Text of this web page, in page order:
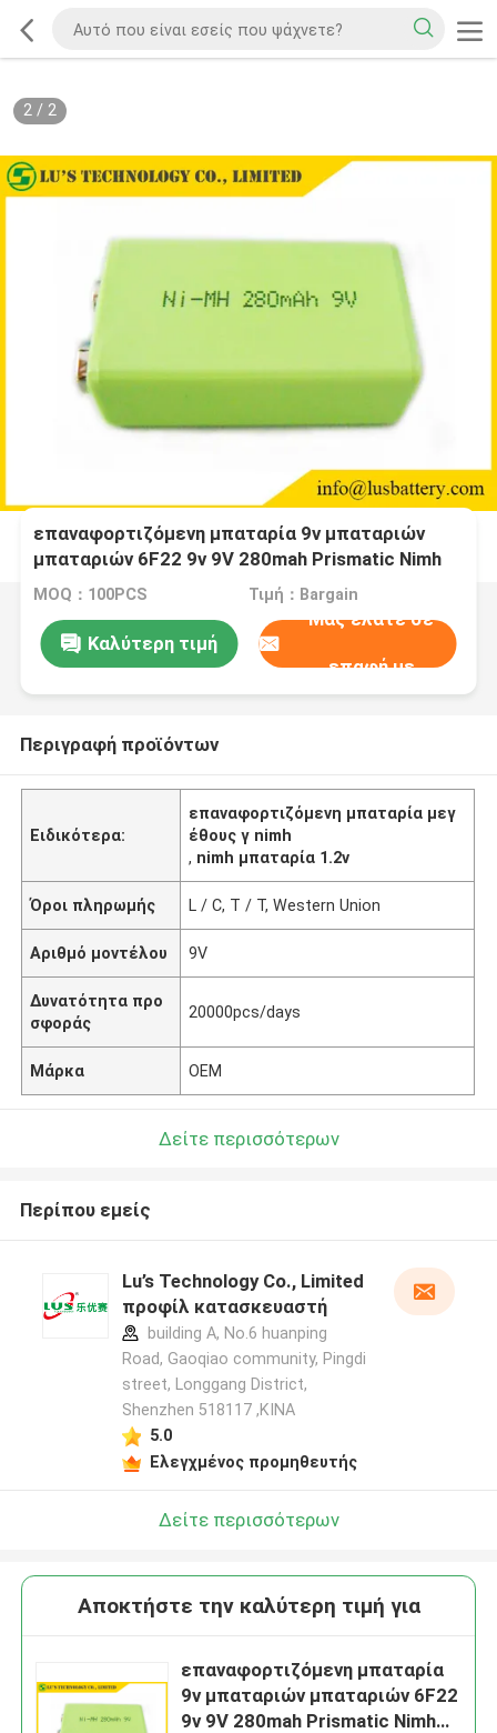
2/ 2
επαναφορτιζόμενη μπαταρία 9v μπαταριών
μπαταριών 6F22 9v 9V 280mah Prismatic Nimh
nimh
MOQ：100PCS Τιμή：Bargain
Καλύτερη τιμή
Μας ελάτε σε
επαφή με
Περιγραφή προϊόντων
Ειδικότερα:
επαναφορτιζόμενη μπαταρία μεγ
έθους γ nimh
, nimh μπαταρία 1.2v
Όροι πληρωμής L / C, T / T, Western Union
Αριθμό μοντέλου 9V
Δυνατότητα προ
σφοράς
20000pcs/days
Μάρκα OEM
Δείτε περισσότερων
Περίπου εμείς
Lu’s Technology Co., Limited
προφίλ κατασκευαστή
building A, No.6 huanping
Road, Gaoqiao community, Pingdi
street, Longgang District,
Shenzhen 518117 ,ΚΙΝΑ
5.0
Ελεγχμένος προμηθευτής
Δείτε περισσότερων
Αποκτήστε την καλύτερη τιμή για
επαναφορτιζόμενη μπαταρία
9v μπαταριών μπαταριών 6F22
9v 9V 280mah Prismatic Nimh